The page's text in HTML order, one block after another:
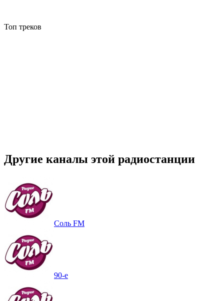
Топ треков
Другие каналы этой радиостанции
Соль FM
90-е